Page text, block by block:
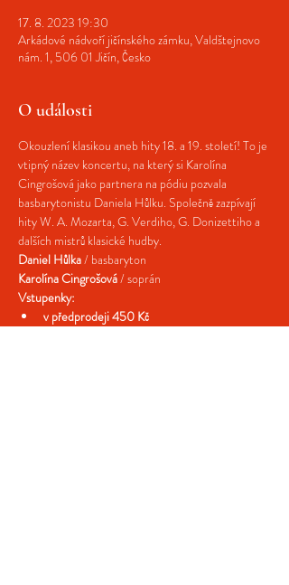
17. 8. 2023 19:30
Arkádové nádvoří jičínského zámku, Valdštejnovo
nám. 1, 506 01 Jičín, Česko
O události
Okouzlení klasikou aneb hity 18. a 19. století! To je
vtipný název koncertu, na který si Karolína
Cingrošová jako partnera na pódiu pozvala
basbarytonistu Daniela Hůlku. Společně zazpívají
hity W. A. Mozarta, G. Verdiho, G. Donizettiho a
dalších mistrů klasické hudby.
Daniel Hůlka / basbaryton
Karolína Cingrošová / soprán
Vstupenky:
v předprodeji 450 Kč